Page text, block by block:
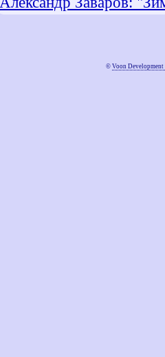
© Voon Development